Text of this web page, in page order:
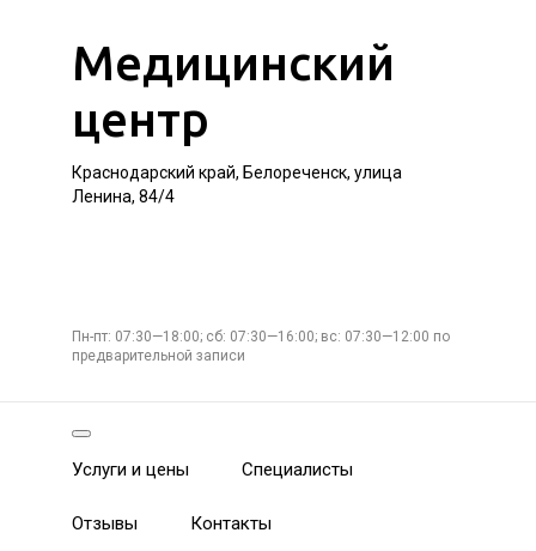
Медицинский
центр
Краснодарский край, Белореченск, улица
Ленина, 84/4
Пн-пт: 07:30—18:00; сб: 07:30—16:00; вс: 07:30—12:00 по
предварительной записи
Услуги и цены Специалисты
Отзывы Контакты